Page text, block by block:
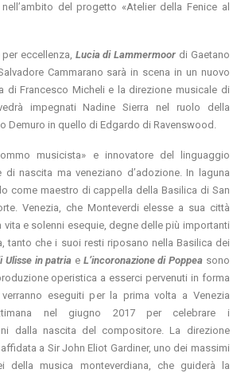
del progetto «Atelier della Fenice al
eccellenza, Lucia di Lammermoor di Gaetano
Cammarano sarà in scena in un nuovo
di Francesco Micheli e la direzione musicale di
impegnati Nadine Sierra nel ruolo della
Demuro in quello di Edgardo di Ravenswood.
musicista» e innovatore del linguaggio
di nascita ma veneziano d’adozione. In laguna
come maestro di cappella della Basilica di San
Venezia, che Monteverdi elesse a sua città
e solenni esequie, degne delle più importanti
tanto che i suoi resti riposano nella Basilica dei
Ulisse in patria e L’incoronazione di Poppea sono
operistica a esserci pervenuti in forma
eseguiti per la prima volta a Venezia
nel giugno 2017 per celebrare i
dalla nascita del compositore. La direzione
a Sir John Eliot Gardiner, uno dei massimi
della musica monteverdiana, che guiderà la